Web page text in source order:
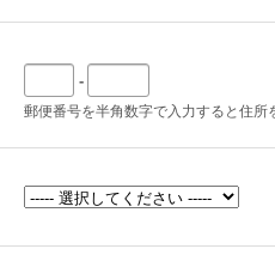
-
郵便番号を半角数字で入力すると住所